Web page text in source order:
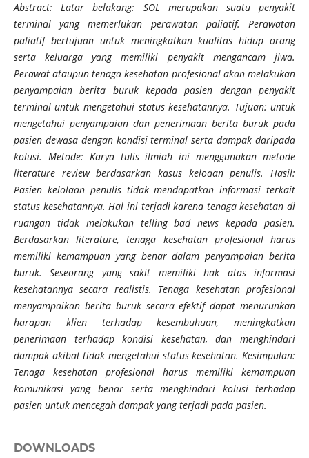
Abstract: Latar belakang: SOL merupakan suatu penyakit
terminal yang memerlukan perawatan paliatif. Perawatan
paliatif bertujuan untuk meningkatkan kualitas hidup orang
serta keluarga yang memiliki penyakit mengancam jiwa.
Perawat ataupun tenaga kesehatan profesional akan melakukan
penyampaian berita buruk kepada pasien dengan penyakit
terminal untuk mengetahui status kesehatannya. Tujuan: untuk
mengetahui penyampaian dan penerimaan berita buruk pada
pasien dewasa dengan kondisi terminal serta dampak daripada
kolusi. Metode: Karya tulis ilmiah ini menggunakan metode
literature review berdasarkan kasus keloaan penulis. Hasil:
Pasien kelolaan penulis tidak mendapatkan informasi terkait
status kesehatannya. Hal ini terjadi karena tenaga kesehatan di
ruangan tidak melakukan telling bad news kepada pasien.
Berdasarkan literature, tenaga kesehatan profesional harus
memiliki kemampuan yang benar dalam penyampaian berita
buruk. Seseorang yang sakit memiliki hak atas informasi
kesehatannya secara realistis. Tenaga kesehatan profesional
menyampaikan berita buruk secara efektif dapat menurunkan
harapan klien terhadap kesembuhuan, meningkatkan
penerimaan terhadap kondisi kesehatan, dan menghindari
dampak akibat tidak mengetahui status kesehatan. Kesimpulan:
Tenaga kesehatan profesional harus memiliki kemampuan
komunikasi yang benar serta menghindari kolusi terhadap
pasien untuk mencegah dampak yang terjadi pada pasien.
DOWNLOADS